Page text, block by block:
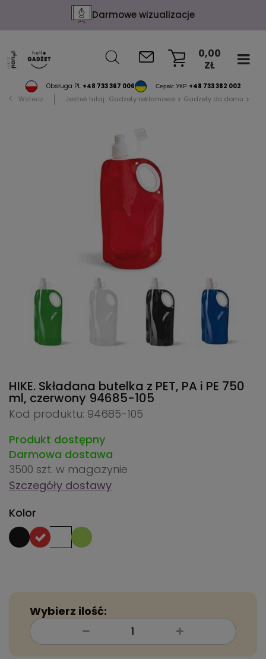
Darmowe wizualizacje
Obsługa PL +48 733 367 006 Сервіс УКР +48 733 382 002
0,00
ZŁ
Wstecz Jesteś tutaj: Gadżety reklamowe Gadżety do domu
HIKE. Składana butelka z PET, PA i PE 750
ml, czerwony 94685-105
Kod produktu: 94685-105
Produkt dostępny
Darmowa dostawa
3500 szt. w magazynie
Szczegóły dostawy
Kolor
Wybierz ilość: